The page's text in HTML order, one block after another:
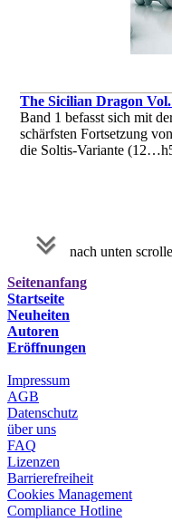
The Sicilian Dragon
Band 1 befasst sich mit
schärfsten Fortsetzung
die Soltis-Variante
nach unten
Seitenanfang
Startseite
Neuheiten
Autoren
Eröffnungen
Impressum
AGB
Datenschutz
über uns
FAQ
Lizenzen
Barrierefreiheit
Cookies Management
Compliance Hotline